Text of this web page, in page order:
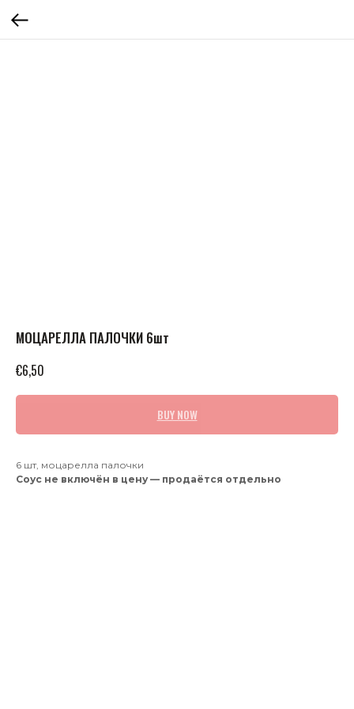
МОЦАРЕЛЛА ПАЛОЧКИ 6шт
€6,50
BUY NOW
6 шт, моцарелла палочки
Соус не включён в цену — продаётся отдельно